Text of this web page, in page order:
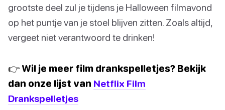
grootste deel zul je tijdens je Halloween filmavond
op het puntje van je stoel blijven zitten. Zoals altijd,
vergeet niet verantwoord te drinken!
👉 Wil je meer film drankspelletjes? Bekijk
dan onze lijst van Netflix Film
Drankspelletjes